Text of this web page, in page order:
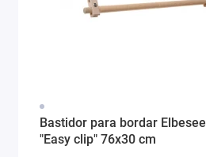
Bastidor para bordar Elbesee
"Easy clip" 76x30 cm